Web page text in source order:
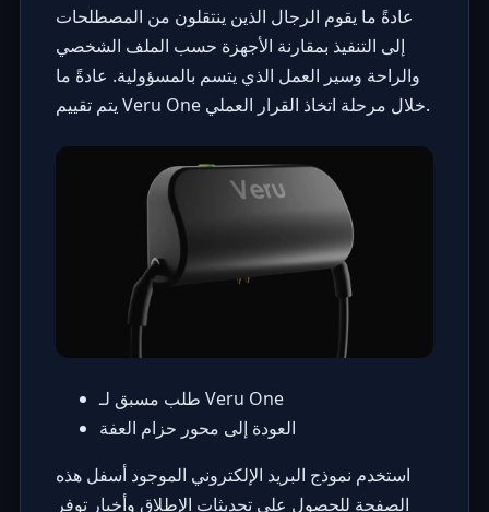
عادةً ما يقوم الرجال الذين ينتقلون من المصطلحات
إلى التنفيذ بمقارنة الأجهزة حسب الملف الشخصي
والراحة وسير العمل الذي يتسم بالمسؤولية. عادةً ما
يتم تقييم Veru One خلال مرحلة اتخاذ القرار العملي.
طلب مسبق لـ Veru One
العودة إلى محور حزام العفة
استخدم نموذج البريد الإلكتروني الموجود أسفل هذه
الصفحة للحصول على تحديثات الإطلاق وأخبار توفر